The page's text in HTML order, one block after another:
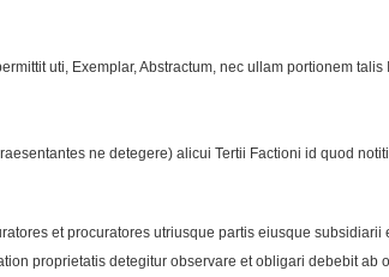
uti, Exemplar, Abstractum, nec ullam portionem
ne detegere) alicui Tertii Factioni id quod
et procuratores utriusque partis eiusque
proprietatis detegitur observare et obligari debebit